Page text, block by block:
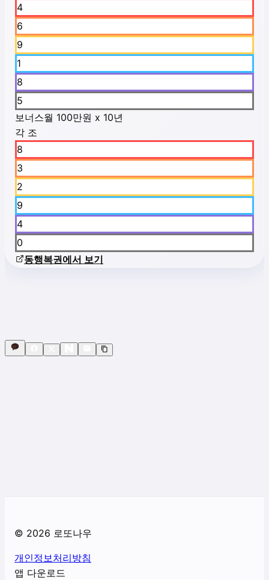
4
6
9
1
8
5
보너스월 100만원 x 10년
각 조
8
3
2
9
4
0
동행복권에서 보기
© 2026 로또나우
개인정보처리방침
앱 다운로드